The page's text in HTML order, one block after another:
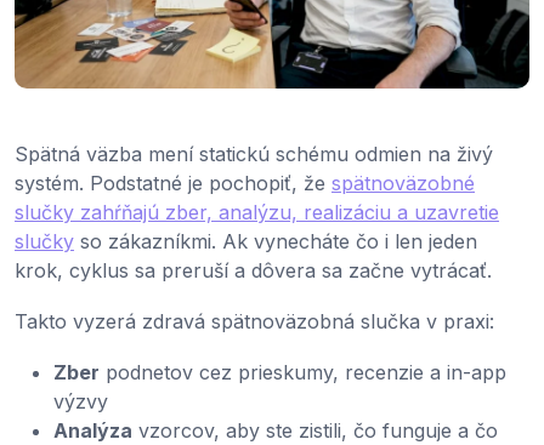
Spätná väzba mení statickú schému odmien na živý
systém. Podstatné je pochopiť, že spätnoväzobné
slučky zahŕňajú zber, analýzu, realizáciu a uzavretie
slučky so zákazníkmi. Ak vynecháte čo i len jeden
krok, cyklus sa preruší a dôvera sa začne vytrácať.
Takto vyzerá zdravá spätnoväzobná slučka v praxi:
Zber podnetov cez prieskumy, recenzie a in-app
výzvy
Analýza vzorcov, aby ste zistili, čo funguje a čo